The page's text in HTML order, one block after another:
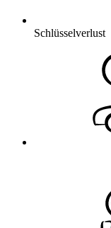
Schlüsselverlust